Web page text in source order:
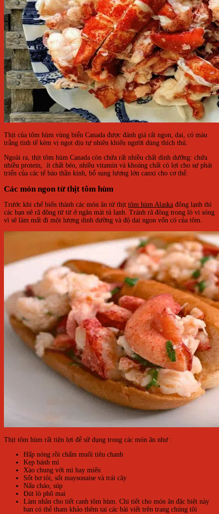
Thịt của tôm hùm vùng biển Canada được đánh giá rất ngon, dai, có màu
trắng tinh tế kèm vị ngọt dịu tự nhiên khiến người dùng thích thú.
Ngoài ra, thịt tôm hùm Canada còn chứa rất nhiều chất dinh dưỡng: chứa
nhiều protein, ít chất béo, nhiều vitamin và khoáng chất có lợi cho sự phát
triển của các tế bào thần kinh, bổ sung lượng lớn canxi cho cơ thể.
Các món ngon từ thịt tôm hùm
Trước khi chế biến thành các món ăn từ thịt tôm hùm Alaska đông lạnh thì
các bạn nê rã đông từ từ ở ngăn mát tủ lạnh. Tránh rã đông trong lò vi sóng
vì sẽ làm mất đi một lượng dinh dưỡng và độ dai ngon vốn có của tôm.
Thịt tôm hùm rất tiện lợi để sử dụng trong các món ăn như :
Hấp nóng rồi chấm muối tiêu chanh
Kẹp bánh mì
Xào chung với mì hay miến
Sốt bơ tỏi, sốt maysonaise và trái cây
Nấu cháo, súp
Đút lò phô mai
Làm nhân cho tiết canh tôm hùm. Chi tiết cho món ăn đặc biệt này
bạn có thể tham khảo thêm tại các bài viết trên trang chúng tôi